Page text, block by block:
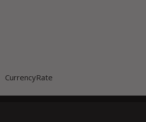
CurrencyRate